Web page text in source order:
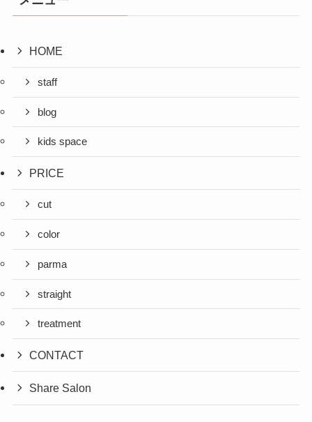
HOME
staff
blog
kids space
PRICE
cut
color
parma
straight
treatment
CONTACT
Share Salon